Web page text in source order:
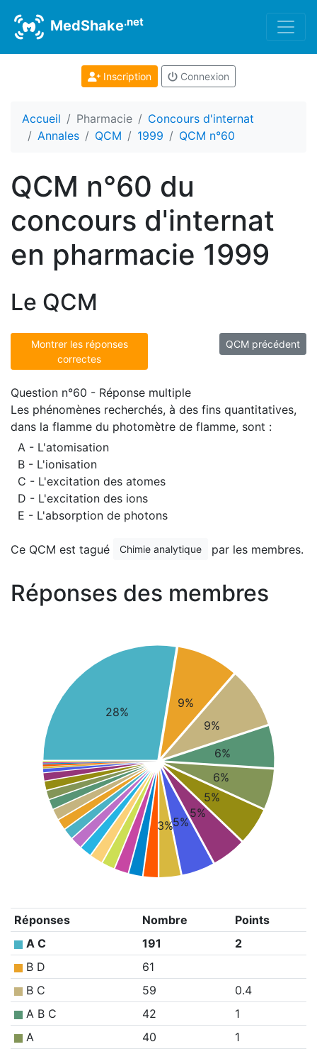
MedShake.net
Inscription Connexion
Accueil Pharmacie
Concours d'internat
Annales
QCM 1999 QCM n°60
QCM n°60 du
concours d'internat
en pharmacie 1999
Le QCM
Montrer les réponses
correctes
QCM précédent
Question n°60 - Réponse multiple
Les phénomènes recherchés, à des fins quantitatives,
dans la flamme du photomètre de flamme, sont :
A - L'atomisation
B - L'ionisation
C - L'excitation des atomes
D - L'excitation des ions
E - L'absorption de photons
Ce QCM est tagué Chimie analytique par les membres.
Réponses des membres
28%
9%
9%
6%
6%
5%
5%
5%
3%
Réponses Nombre
Points
A C
191
2
B D
61
B C
59
0.4
A B C
42
1
A
40
1